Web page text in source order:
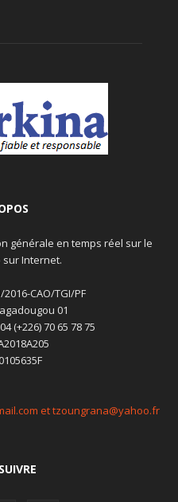
générale en temps réel sur le
sur Internet.
CAO/TGI/PF
01
(+226) 70 65 78 75
et tzoungrana@yahoo.fr